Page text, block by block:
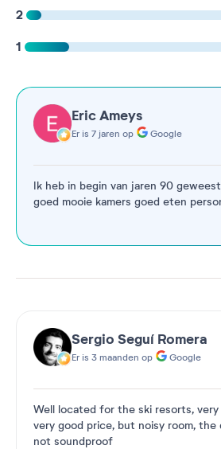
2
1
Eric Ameys
Er is 7 jaren op Google
Ik heb in begin van jaren 90
goed mooie kamers goed eten
Sergio Seguí Romera
Er is 3 maanden op Google
Well located for the ski resorts,
very good price, but noisy room, the
not soundproof